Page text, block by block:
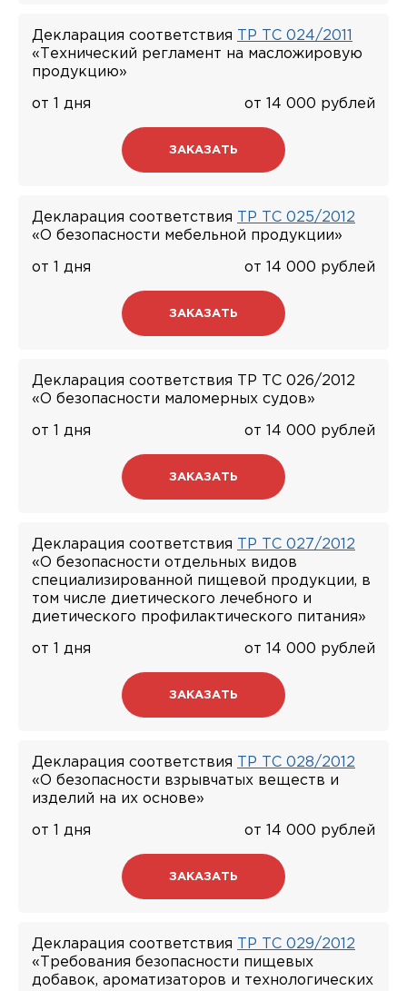
Декларация соответствия
ТР ТС 024/2011
«Технический регламент на масложировую
продукцию»
от 1 дня от 14 000 рублей
ЗАКАЗАТЬ
Декларация соответствия
ТР ТС 025/2012
«О безопасности мебельной продукции»
от 1 дня от 14 000 рублей
ЗАКАЗАТЬ
Декларация соответствия ТР ТС 026/2012
«О безопасности маломерных судов»
от 1 дня от 14 000 рублей
ЗАКАЗАТЬ
Декларация соответствия
ТР ТС 027/2012
«О безопасности отдельных видов
специализированной пищевой продукции, в
том числе диетического лечебного и
диетического профилактического питания»
от 1 дня от 14 000 рублей
ЗАКАЗАТЬ
Декларация соответствия
ТР ТС 028/2012
«О безопасности взрывчатых веществ и
изделий на их основе»
от 1 дня от 14 000 рублей
ЗАКАЗАТЬ
Декларация соответствия
ТР ТС 029/2012
«Требования безопасности пищевых
добавок, ароматизаторов и технологических